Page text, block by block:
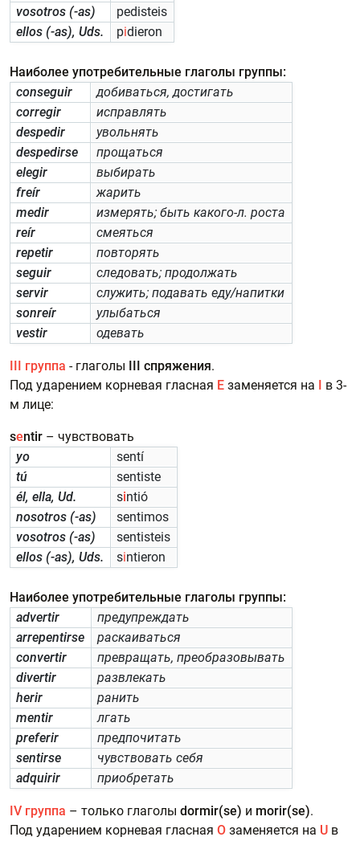
vosotros (-as)
pedisteis
ellos (-as), Uds.
pidieron
Наиболее употребительные глаголы группы:
conseguir
добиваться, достигать
corregir
исправлять
despedir
увольнять
despedirse
прощаться
elegir
выбирать
freír
жарить
medir
измерять; быть какого-л. роста
reír
смеяться
repetir
повторять
seguir
следовать; продолжать
servir
служить; подавать еду/напитки
sonreír
улыбаться
vestir
одевать
III группа - глаголы III спряжения.
Под ударением корневая гласная E заменяется на I в 3-
м лице:
sentir – чувствовать
yo
sentí
tú
sentiste
él, ella, Ud.
sintió
nosotros (-as)
sentimos
vosotros (-as)
sentisteis
ellos (-as), Uds.
sintieron
Наиболее употребительные глаголы группы:
advertir
предупреждать
arrepentirse
раскаиваться
convertir
превращать, преобразовывать
divertir
развлекать
herir
ранить
mentir
лгать
preferir
предпочитать
sentirse
чувствовать себя
adquirir
приобретать
IV группа – только глаголы dormir(se) и morir(se).
Под ударением корневая гласная O заменяется на U в